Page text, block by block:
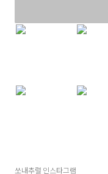
쏘내추럴 인스타그램